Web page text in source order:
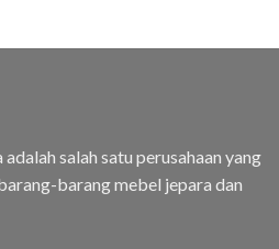
salah satu perusahaan yang
barang mebel jepara dan